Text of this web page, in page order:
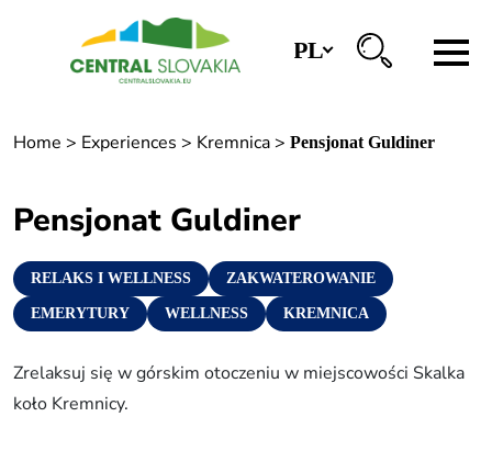
PL
Zvolen
Krupina
Centra informacyjne
Doświadczenia
Home > Experiences > Kremnica > Pensjonat Guldiner
Pensjonat Guldiner
RELAKS I WELLNESS ZAKWATEROWANIE
EMERYTURY WELLNESS KREMNICA
Zrelaksuj się w górskim otoczeniu w miejscowości Skalka
koło Kremnicy.